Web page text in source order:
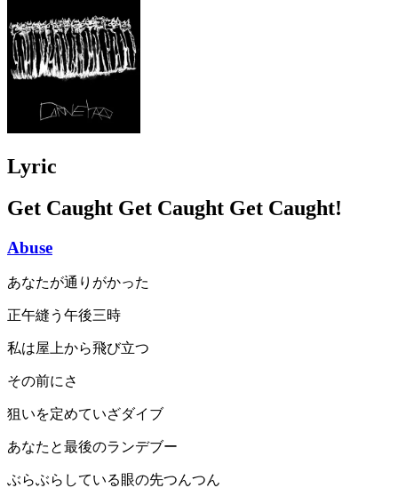
Lyric
Get Caught Get Caught Get Caught!
Abuse
あなたが通りがかった
正午縫う午後三時
私は屋上から飛び立つ
その前にさ
狙いを定めていざダイブ
あなたと最後のランデブー
ぶらぶらしている眼の先つんつん